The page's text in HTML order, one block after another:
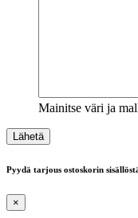
Mainitse väri ja
Pyydä tarjous ostoskorin
×